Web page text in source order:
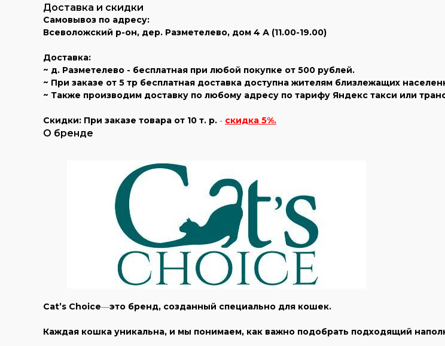
Доставка и скидки
Самовывоз по адресу:
Всеволожский р-он, дер. Разметелево, дом 4 А (11.00-19.00)
Доставка:
~ д. Разметелево - бесплатная при любой покупке от 500 рублей.
~ При заказе от 5 тр бесплатная доставка доступна жителям близлежащих
~ Также производим доставку по любому адресу по тарифу Яндекс такси или
Скидки: При заказе товара от 10 т. р. - скидка 5%.
О бренде
Cat’s Choice—это бренд, созданный специально для кошек.
Каждая кошка уникальна, и мы понимаем, как важно подобрать подходящий